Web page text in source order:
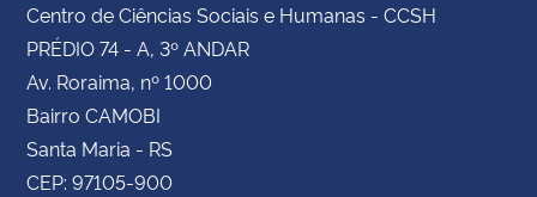
Centro de Ciências Sociais e Humanas - CCSH
PRÉDIO 74 - A, 3º ANDAR
Av. Roraima, nº 1000
Bairro CAMOBI
Santa Maria - RS
CEP: 97105-900